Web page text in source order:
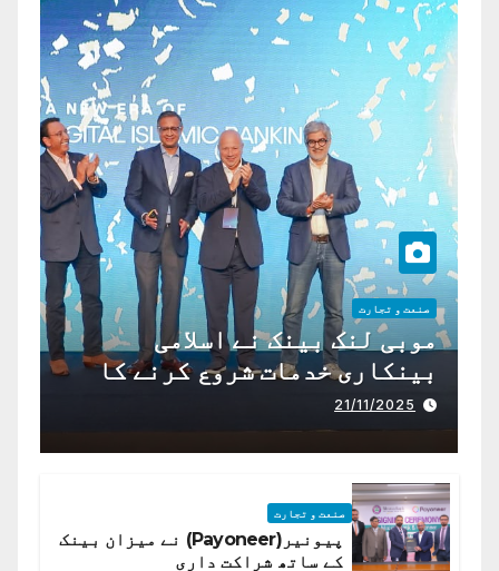
صنعت و تجارت
موبی لنک بینک نے اسلامی
بینکاری خدمات شروع کرنے کا
اعلان کیا ہے،
21/11/2025
صنعت و تجارت
پیونیر(Payoneer) نے میزان بینک
کے ساتھ شراکت داری